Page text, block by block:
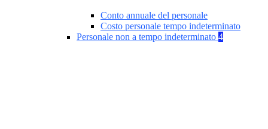
Conto annuale del personale
Costo personale tempo indeterminato
Personale non a tempo indeterminato 4